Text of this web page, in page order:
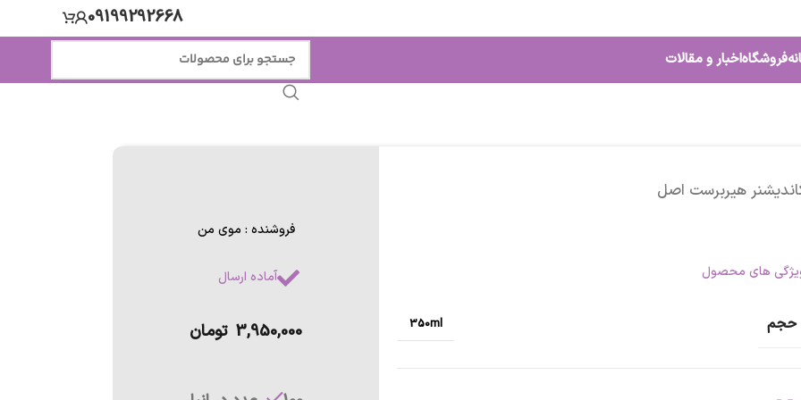
09199292668
فروشگاهاخبار و مقالات
هیربرست اصل
های محصول
حجم 350ml
فروشنده : موی من
آماده ارسال
3,950,000 تومان